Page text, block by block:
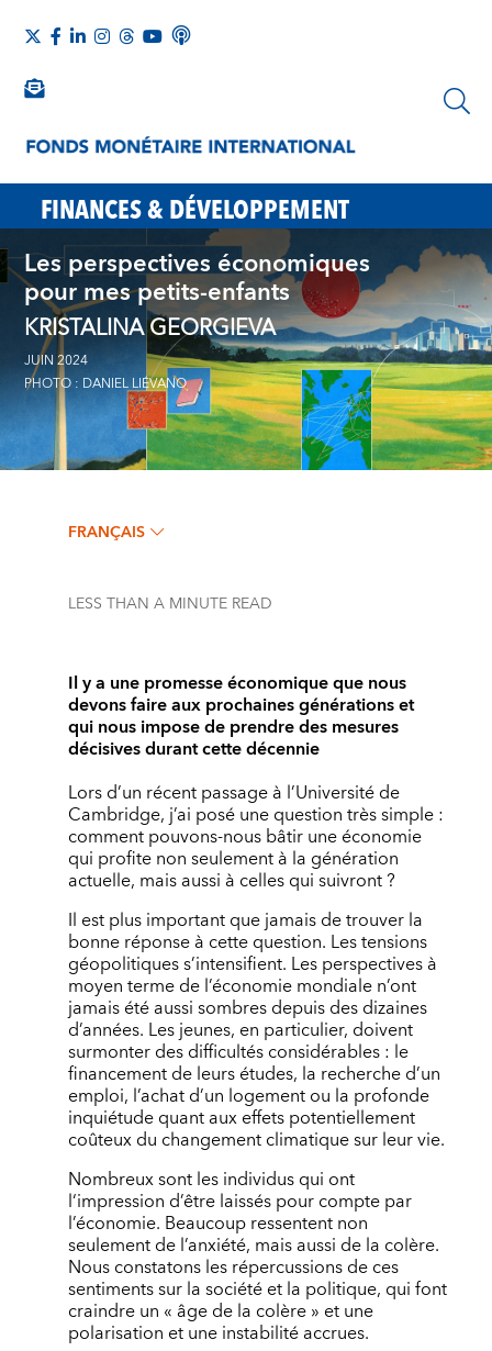
FINANCES & DÉVELOPPEMENT
Les perspectives économiques
pour mes petits-enfants
KRISTALINA GEORGIEVA
JUIN 2024
PHOTO : DANIEL LIÉVANO
FRANÇAIS
LESS THAN A MINUTE READ
Il y a une promesse économique que nous
devons faire aux prochaines générations et
qui nous impose de prendre des mesures
décisives durant cette décennie
Lors d’un récent passage à l’Université de
Cambridge, j’ai posé une question très simple :
comment pouvons-nous bâtir une économie
qui profite non seulement à la génération
actuelle, mais aussi à celles qui suivront ?
Il est plus important que jamais de trouver la
bonne réponse à cette question. Les tensions
géopolitiques s’intensifient. Les perspectives à
moyen terme de l’économie mondiale n’ont
jamais été aussi sombres depuis des dizaines
d’années. Les jeunes, en particulier, doivent
surmonter des difficultés considérables : le
financement de leurs études, la recherche d’un
emploi, l’achat d’un logement ou la profonde
inquiétude quant aux effets potentiellement
coûteux du changement climatique sur leur vie.
Nombreux sont les individus qui ont
l‘impression d’être laissés pour compte par
l’économie. Beaucoup ressentent non
seulement de l’anxiété, mais aussi de la colère.
Nous constatons les répercussions de ces
sentiments sur la société et la politique, qui font
craindre un « âge de la colère » et une
polarisation et une instabilité accrues.